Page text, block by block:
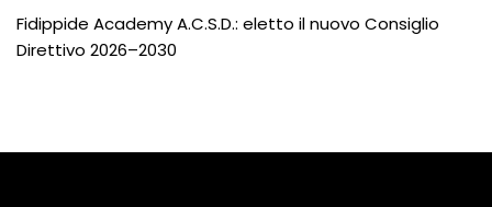
Fidippide Academy A.C.S.D.: eletto il nuovo Consiglio
Direttivo 2026–2030